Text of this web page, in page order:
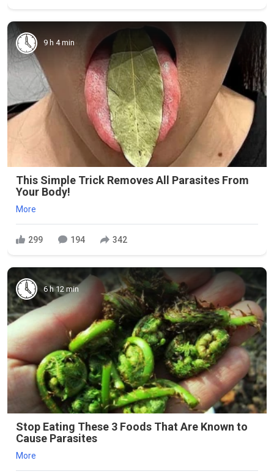
9 h 4 min
This Simple Trick Removes All Parasites From
Your Body!
More
299 194 342
6 h 12 min
Stop Eating These 3 Foods That Are Known to
Cause Parasites
More